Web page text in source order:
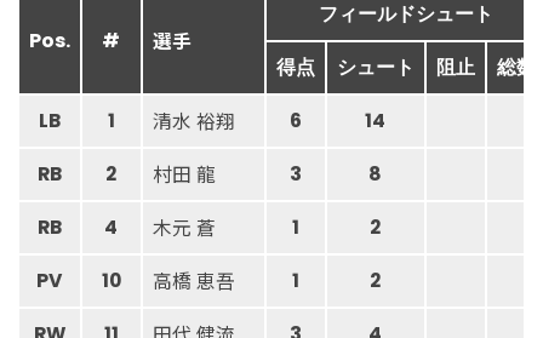
Pos. # 選手
フィールドシュート
得点 シュート 阻止 総数
LB 1 清水 裕翔 6 14
RB 2 村田 龍 3 8
RB 4 木元 蒼 1 2
PV 10 高橋 恵吾 1 2